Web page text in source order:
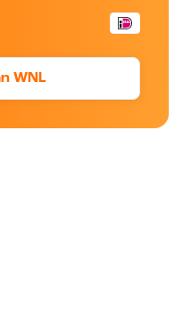
WNL